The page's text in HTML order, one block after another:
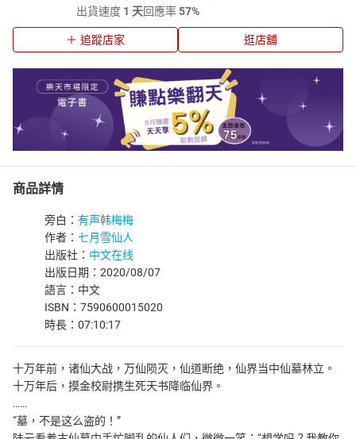
出貨速度 1 天回應率57%
追蹤店家 逛店舖
商品詳情
旁白： 有声韩梅梅
作者： 七月雪仙人
出版社： 中文在线
出版日期：2020/08/07
語言：中文
ISBN：7590600015020
時長：07:10:17
十万年前，诸仙大战，万仙陨灭，仙道断绝，仙界当中仙墓林立。
十万年后，摸金校尉携生死天书降临仙界。
……
“墓，不是这么盗的！”